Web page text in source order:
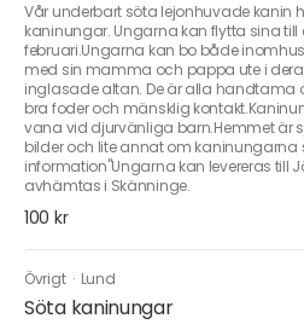
Vår underbart söta lejonhuvade kanin
kaninungar. Ungarna kan flytta sina
februari.Ungarna kan bo både
med sin mamma och pappa ute i
inglasade altan. De är alla
bra foder och mänsklig
vana vid djurvänliga barn.Hemmet är
bilder och lite annat om kaninungarna
information"Ungarna kan levereras till
avhämtas i Skänninge.
100 kr
Övrigt · Lund
Söta kaninungar